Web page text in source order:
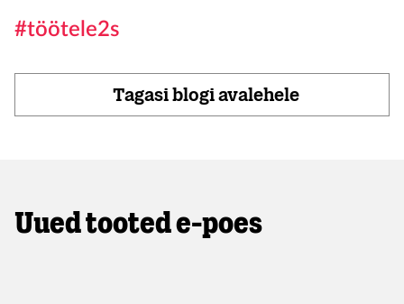
#töötele2s
Tagasi blogi avalehele
Uued tooted e-poes